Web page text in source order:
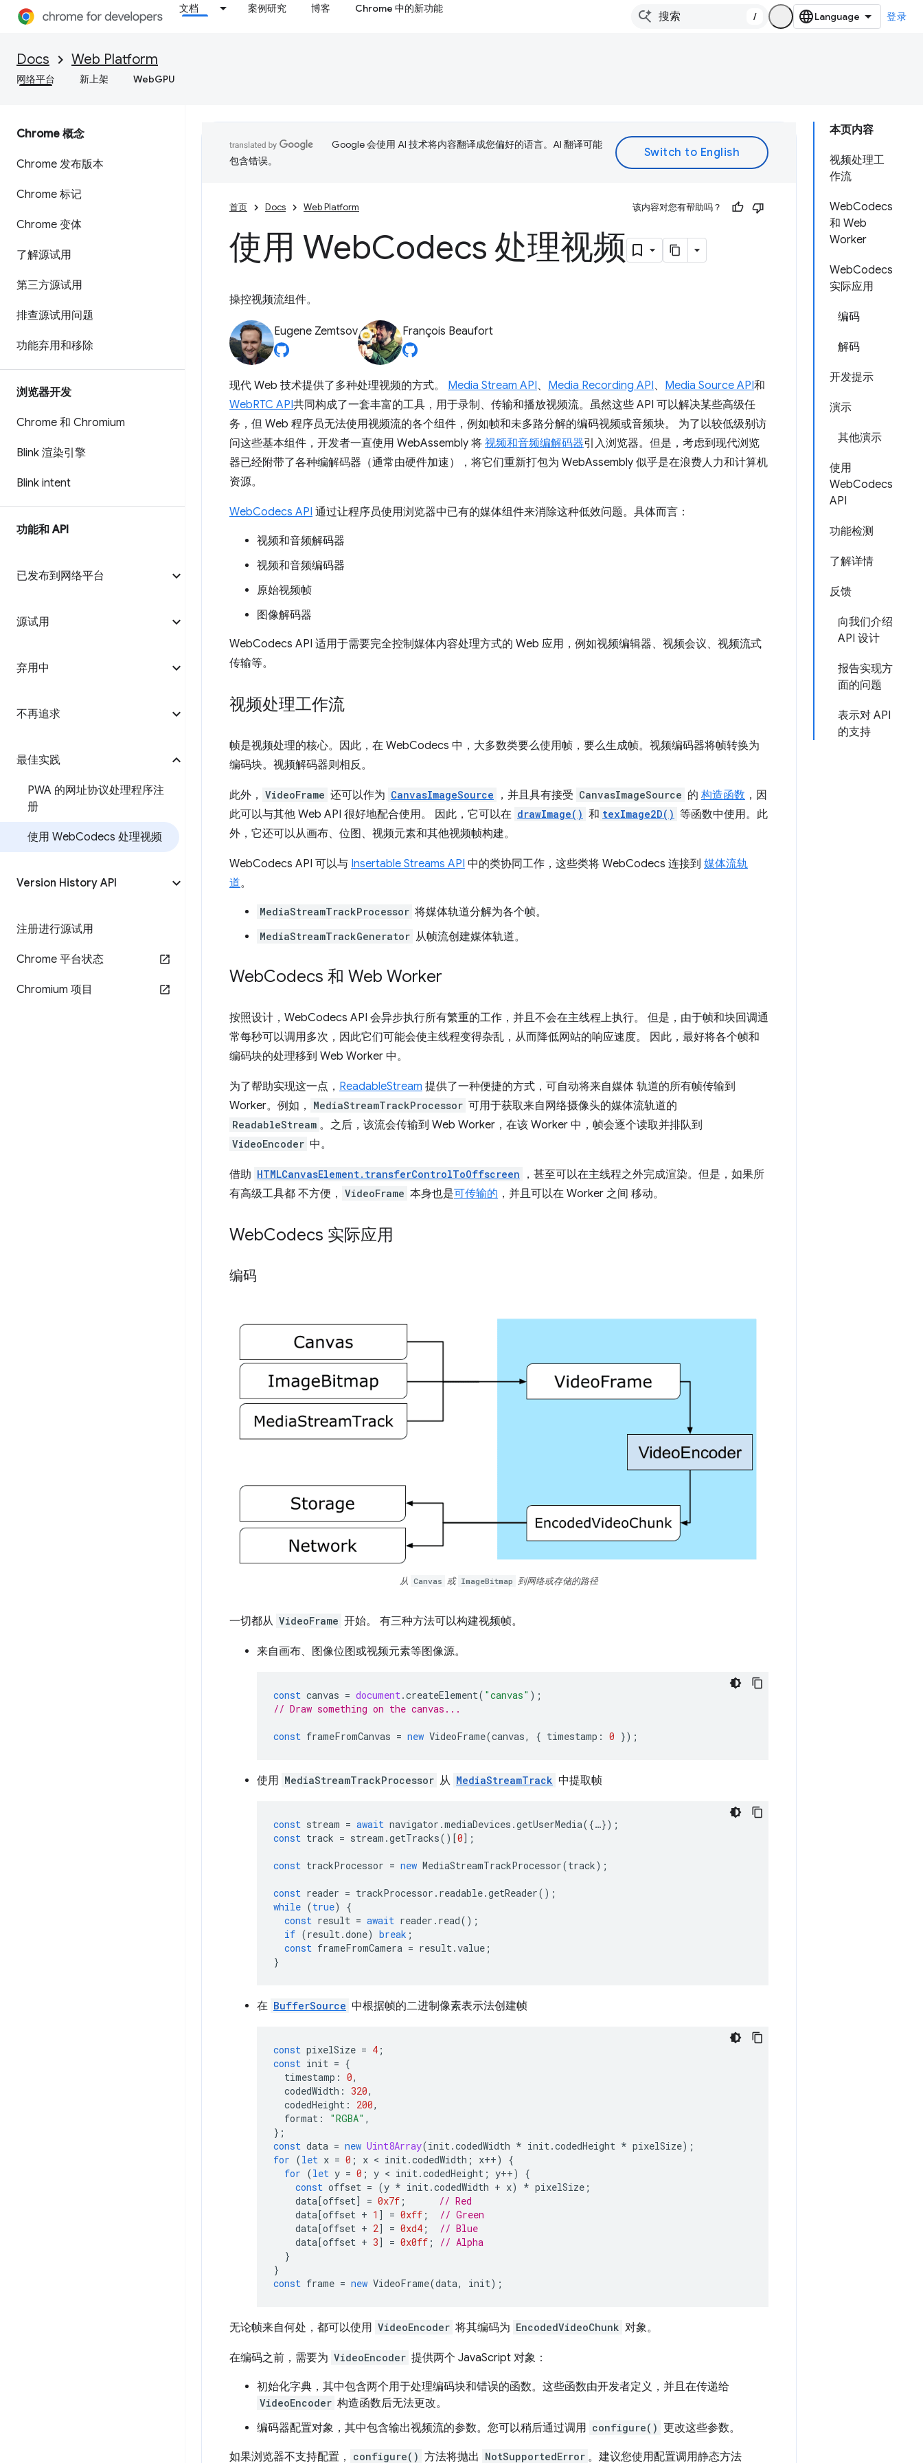
文档 案例研究 博客 Chrome 中的新功能
/ 登录
Docs Web Platform
网络平台 新上架 WebGPU
Chrome 概念
Chrome 发布版本
Chrome 标记
Chrome 变体
了解源试用
第三方源试用
排查源试用问题
功能弃用和移除
浏览器开发
Chrome 和 Chromium
Blink 渲染引擎
Blink intent
功能和 API
已发布到网络平台
源试用
弃用中
不再追求
最佳实践
PWA 的网址协议处理程序注
册
使用 WebCodecs 处理视频
Version History API
注册进行源试用
Chrome 平台状态
Chromium 项目
本页内容
视频处理工
作流
WebCodecs
和 Web
Worker
WebCodecs
实际应用
编码
解码
开发提示
演示
其他演示
使用
WebCodecs
API
功能检测
了解详情
反馈
向我们介绍
API 设计
报告实现方
面的问题
表示对 API
的支持
Google 会使用 AI 技术将内容翻译成您偏好的语言。AI 翻译可能
包含错误。
首页 Docs Web Platform 该内容对您有帮助吗？
使用 WebCodecs 处理视频
操控视频流组件。
Eugene Zemtsov François Beaufort
现代 Web 技术提供了多种处理视频的方式。 Media Stream API、 Media Recording API、 Media Source API和
WebRTC API共同构成了一套丰富的工具，用于录制、传输和播放视频流。虽然这些 API 可以解决某些高级任
务，但 Web 程序员无法使用视频流的各个组件，例如帧和未多路分解的编码视频或音频块。 为了以较低级别访
问这些基本组件，开发者一直使用 WebAssembly 将 视频和音频编解码器引入浏览器。但是，考虑到现代浏览
器已经附带了各种编解码器（通常由硬件加速），将它们重新打包为 WebAssembly 似乎是在浪费人力和计算机
资源。
WebCodecs API 通过让程序员使用浏览器中已有的媒体组件来消除这种低效问题。具体而言：
视频和音频解码器
视频和音频编码器
原始视频帧
图像解码器
WebCodecs API 适用于需要完全控制媒体内容处理方式的 Web 应用，例如视频编辑器、视频会议、视频流式
传输等。
视频处理工作流
帧是视频处理的核心。因此，在 WebCodecs 中，大多数类要么使用帧，要么生成帧。视频编码器将帧转换为
编码块。视频解码器则相反。
此外， VideoFrame 还可以作为 CanvasImageSource ，并且具有接受 CanvasImageSource 的 构造函数 ，因
此可以与其他 Web API 很好地配合使用。 因此，它可以在 drawImage() 和 texImage2D() 等函数中使用。此
外，它还可以从画布、位图、视频元素和其他视频帧构建。
WebCodecs API 可以与 Insertable Streams API 中的类协同工作，这些类将 WebCodecs 连接到 媒体流轨
道。
MediaStreamTrackProcessor 将媒体轨道分解为各个帧。
MediaStreamTrackGenerator 从帧流创建媒体轨道。
WebCodecs 和 Web Worker
按照设计，WebCodecs API 会异步执行所有繁重的工作，并且不会在主线程上执行。 但是，由于帧和块回调通
常每秒可以调用多次，因此它们可能会使主线程变得杂乱，从而降低网站的响应速度。 因此，最好将各个帧和
编码块的处理移到 Web Worker 中。
为了帮助实现这一点， ReadableStream 提供了一种便捷的方式，可自动将来自媒体 轨道的所有帧传输到
Worker。例如，
MediaStreamTrackProcessor 可用于获取来自网络摄像头的媒体流轨道的
ReadableStream 。之后，该流会传输到 Web Worker，在该 Worker 中，帧会逐个读取并排队到
VideoEncoder 中。
借助 HTMLCanvasElement.transferControlToOffscreen
，甚至可以在主线程之外完成渲染。但是，如果所
有高级工具都 不方便， VideoFrame 本身也是可传输的 ，并且可以在 Worker 之间 移动。
WebCodecs 实际应用
编码
从 Canvas 或 ImageBitmap 到网络或存储的路径
一切都从 VideoFrame 开始。 有三种方法可以构建视频帧。
来自画布、图像位图或视频元素等图像源。
const canvas = document.createElement( "canvas" );
// Draw something on the canvas...
const frameFromCanvas = new VideoFrame(canvas, { timestamp : 0 });
使用 MediaStreamTrackProcessor 从 MediaStreamTrack 中提取帧
const stream = await navigator .mediaDevices .getUserMedia({…});
const track = stream .getTracks()[0];
const trackProcessor = new MediaStreamTrackProcessor(track);
const reader = trackProcessor . readable.getReader();
while (true)
{
const result = await reader . read();
if (result.done) break ;
const frameFromCamera = result.value ;
}
在 BufferSource 中根据帧的二进制像素表示法创建帧
const pixelSize = 4 ;
const init = {
timestamp : 0,
codedWidth : 320,
codedHeight : 200,
format : "RGBA" ,
};
const data = new Uint8Array(init.codedWidth * init.codedHeight * pixelSize);
for (let x = 0 ; x < init.codedWidth ; x++)
{
for (let y = 0 ; y < init.codedHeight ; y++)
{
const offset = (y * init.codedWidth + x) * pixelSize ;
data[offset] = 0x7f ;
// Red
data[offset + 1 ] = 0xff ;
// Green
data[offset + 2] = 0xd4 ;
// Blue
data[offset + 3] = 0x0ff ;
// Alpha
}
}
const frame = new VideoFrame(data, init);
无论帧来自何处，都可以使用 VideoEncoder 将其编码为 EncodedVideoChunk 对象。
在编码之前，需要为 VideoEncoder 提供两个 JavaScript 对象：
初始化字典，其中包含两个用于处理编码块和错误的函数。这些函数由开发者定义，并且在传递给
VideoEncoder 构造函数后无法更改。
编码器配置对象，其中包含输出视频流的参数。您可以稍后通过调用 configure() 更改这些参数。
如果浏览器不支持配置， configure() 方法将抛出 NotSupportedError 。建议您使用配置调用静态方法